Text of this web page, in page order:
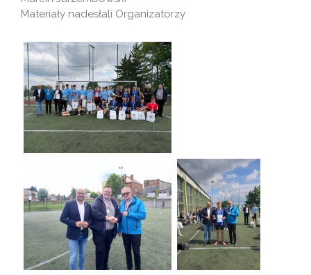
Materiały nadesłali Organizatorzy